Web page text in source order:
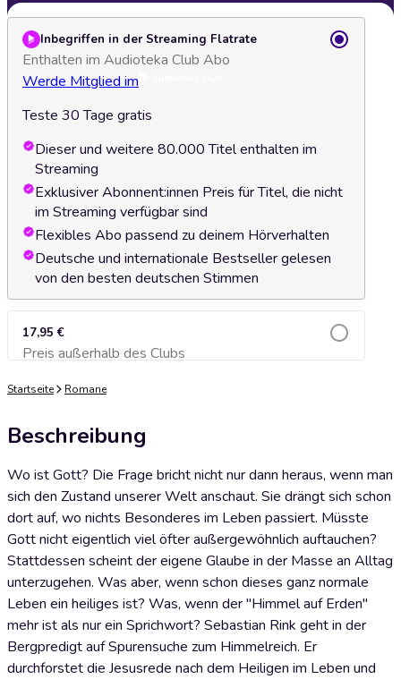
Inbegriffen in der Streaming Flatrate
Enthalten im Audioteka Club Abo
Werde Mitglied im
Teste 30 Tage gratis
Dieser und weitere 80.000 Titel enthalten im
Streaming
Exklusiver Abonnent:innen Preis für Titel, die nicht
im Streaming verfügbar sind
Flexibles Abo passend zu deinem Hörverhalten
Deutsche und internationale Bestseller gelesen
von den besten deutschen Stimmen
17,95 €
Preis außerhalb des ClubsZum Warenkorb hinzufügen
Startseite Romane
Beschreibung
Wo ist Gott? Die Frage bricht nicht nur dann heraus, wenn man
sich den Zustand unserer Welt anschaut. Sie drängt sich schon
dort auf, wo nichts Besonderes im Leben passiert. Müsste
Gott nicht eigentlich viel öfter außergewöhnlich auftauchen?
Stattdessen scheint der eigene Glaube in der Masse an Alltag
unterzugehen. Was aber, wenn schon dieses ganz normale
Leben ein heiliges ist? Was, wenn der "Himmel auf Erden"
mehr ist als nur ein Sprichwort? Sebastian Rink geht in der
Bergpredigt auf Spurensuche zum Himmelreich. Er
durchforstet die Jesusrede nach dem Heiligen im Leben und